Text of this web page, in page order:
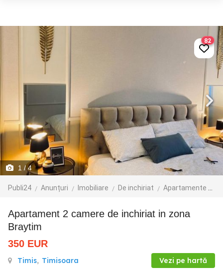
1 / 4
Publi24 Anunțuri Imobiliare De inchiriat Apartamente de inchiriat
82
Apartament 2 camere de inchiriat in zona
Braytim
350 EUR
Timis, Timisoara Vezi pe hartă